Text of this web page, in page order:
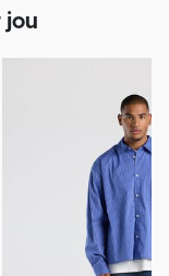
jou